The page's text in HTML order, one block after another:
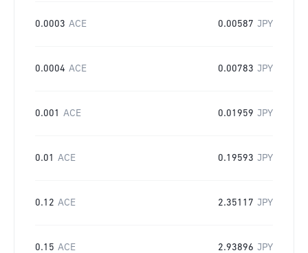
0.0003 ACE 0.00587 JPY
0.0004 ACE 0.00783 JPY
0.001 ACE 0.01959 JPY
0.01 ACE 0.19593 JPY
0.12 ACE 2.35117 JPY
0.15 ACE 2.93896 JPY